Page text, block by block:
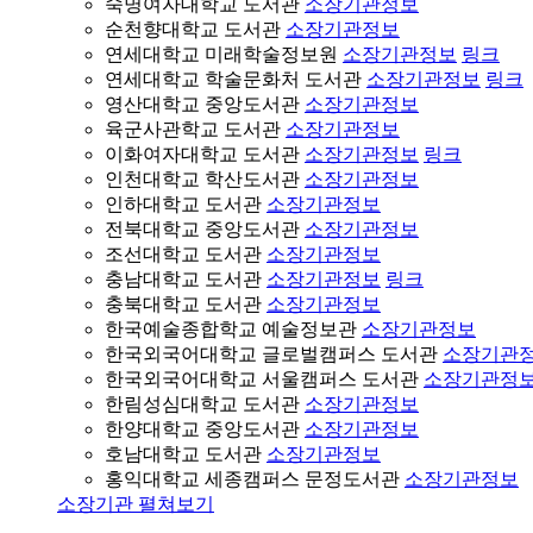
숙명여자대학교 도서관 소장기관정보
순천향대학교 도서관 소장기관정보
연세대학교 미래학술정보원 소장기관정보 링크
연세대학교 학술문화처 도서관 소장기관정보 링크
영산대학교 중앙도서관 소장기관정보
육군사관학교 도서관 소장기관정보
이화여자대학교 도서관 소장기관정보 링크
인천대학교 학산도서관 소장기관정보
인하대학교 도서관 소장기관정보
전북대학교 중앙도서관 소장기관정보
조선대학교 도서관 소장기관정보
충남대학교 도서관 소장기관정보 링크
충북대학교 도서관 소장기관정보
한국예술종합학교 예술정보관 소장기관정보
한국외국어대학교 글로벌캠퍼스 도서관 소장기관
한국외국어대학교 서울캠퍼스 도서관 소장기관정
한림성심대학교 도서관 소장기관정보
한양대학교 중앙도서관 소장기관정보
호남대학교 도서관 소장기관정보
홍익대학교 세종캠퍼스 문정도서관 소장기관정보
소장기관 펼쳐보기